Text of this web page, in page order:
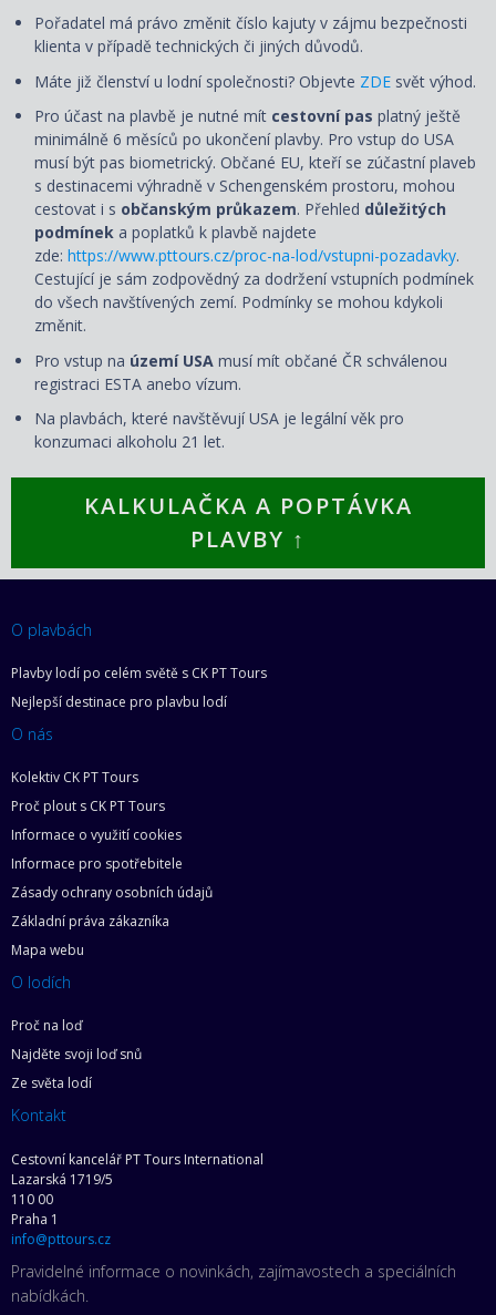
Pořadatel má právo změnit číslo kajuty v zájmu bezpečnosti
klienta v případě technických či jiných důvodů.
Máte již členství u lodní společnosti? Objevte ZDE svět výhod.
Pro účast na plavbě je nutné mít cestovní pas platný ještě
minimálně 6 měsíců po ukončení plavby. Pro vstup do USA
musí být pas biometrický. Občané EU, kteří se zúčastní plaveb
s destinacemi výhradně v Schengenském prostoru, mohou
cestovat i s občanským průkazem. Přehled důležitých
podmínek a poplatků k plavbě najdete
zde: https://www.pttours.cz/proc-na-lod/vstupni-pozadavky.
Cestující je sám zodpovědný za dodržení vstupních podmínek
do všech navštívených zemí. Podmínky se mohou kdykoli
změnit.
Pro vstup na území USA musí mít občané ČR schválenou
registraci ESTA anebo vízum.
Na plavbách, které navštěvují USA je legální věk pro
konzumaci alkoholu 21 let.
KALKULAČKA A POPTÁVKA
PLAVBY ↑
O plavbách
Plavby lodí po celém světě s CK PT Tours
Nejlepší destinace pro plavbu lodí
O nás
Kolektiv CK PT Tours
Proč plout s CK PT Tours
Informace o využití cookies
Informace pro spotřebitele
Zásady ochrany osobních údajů
Základní práva zákazníka
Mapa webu
O lodích
Proč na loď
Najděte svoji loď snů
Ze světa lodí
Kontakt
Cestovní kancelář PT Tours International
Lazarská 1719/5
110 00
Praha 1
info@pttours.cz
Pravidelné informace o novinkách, zajímavostech a speciálních
nabídkách.